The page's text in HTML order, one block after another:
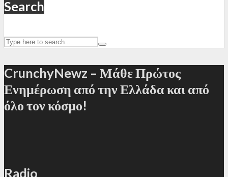
Search
CrunchyNewz – Μάθε Πρώτος
Ενημέρωση από την Ελλάδα και από
όλο τον κόσμο!
Radio